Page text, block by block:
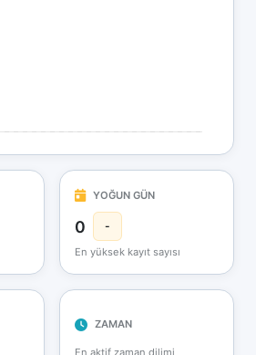
YOĞUN GÜN
0 -
En yüksek kayıt sayısı
ZAMAN
En aktif zaman dilimi